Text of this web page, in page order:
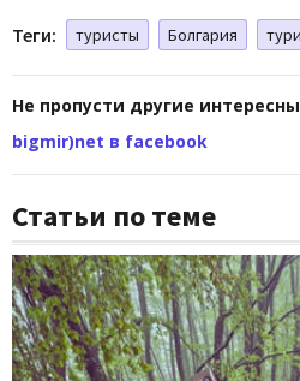
Теги: туристы Болгария
Не пропусти другие
bigmir)net в facebook
Статьи по теме